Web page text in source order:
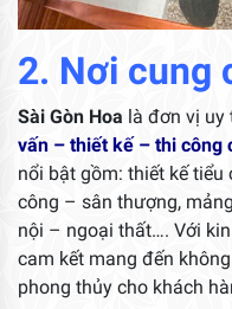
2. Nơi cung
Sài Gòn Hoa là đơn vị
vấn – thiết kế – thi công
nổi bật gồm: thiết kế tiểu
công – sân thượng,
nội – ngoại thất…. Với
cam kết mang đến
phong thủy cho khách